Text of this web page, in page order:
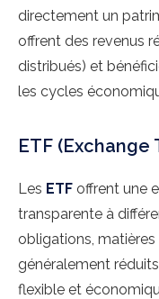
directement un
offrent des revenus
distribués) et
les cycles
ETF (Exchange
Les ETF offrent une
transparente à
obligations, matières
généralement
flexible et